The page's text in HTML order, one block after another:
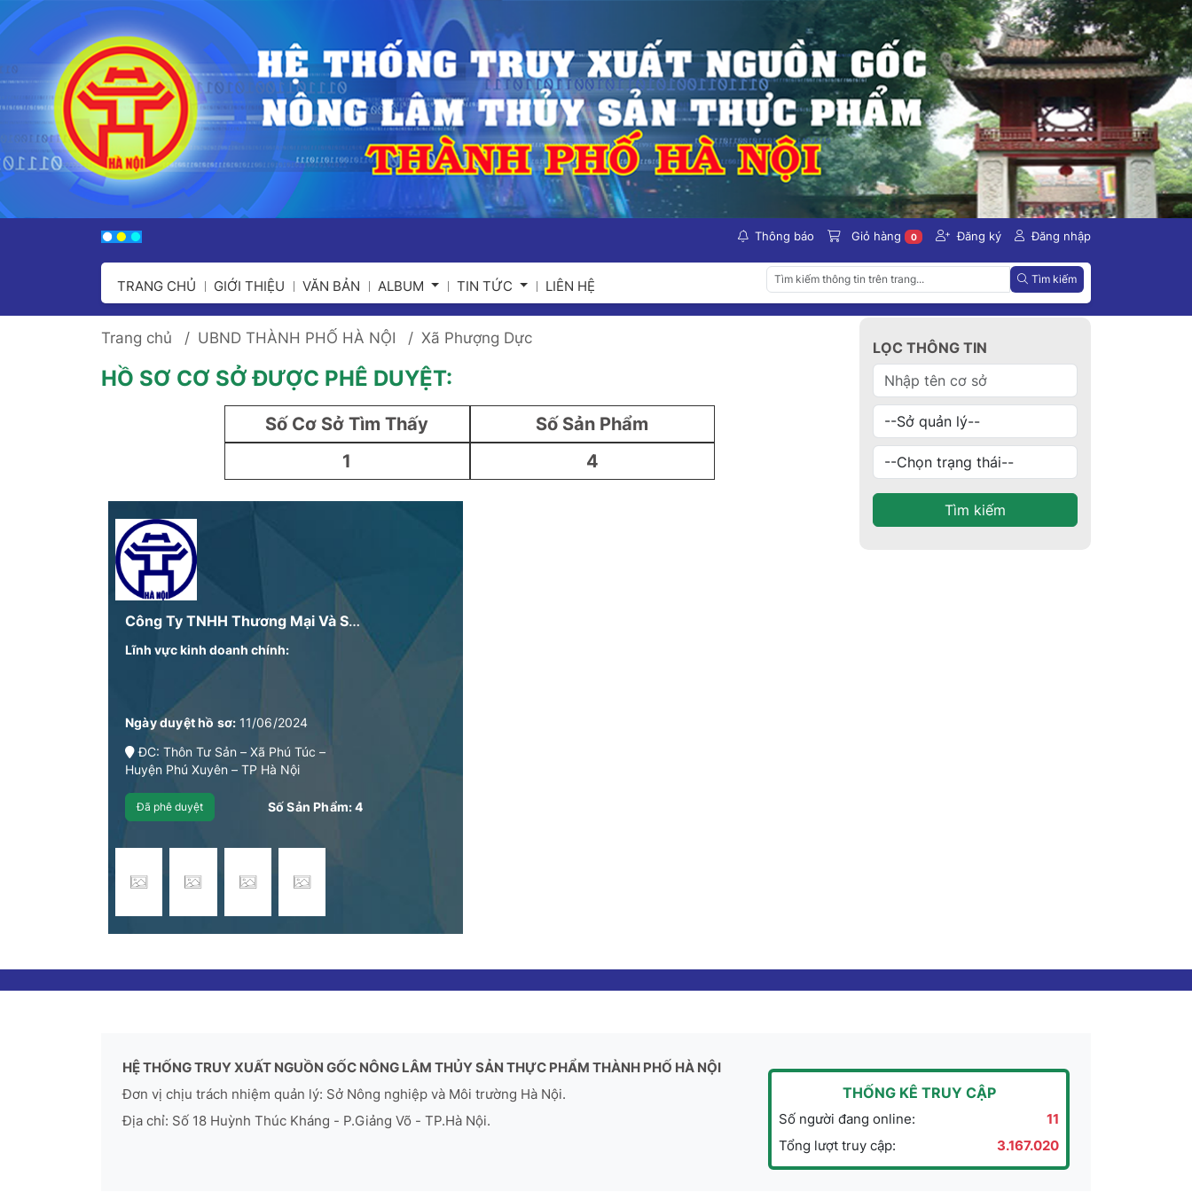
Thông báo Giỏ hàng 0 Đăng ký Đăng nhập
TRANG CHỦ GIỚI THIỆU VĂN BẢN ALBUM TIN TỨC LIÊN HỆ Tìm kiếm
Trang chủ UBND THÀNH PHỐ HÀ NỘI Xã Phượng Dực
HỒ SƠ CƠ SỞ ĐƯỢC PHÊ DUYỆT:
Số Cơ Sở Tìm Thấy
1
Số Sản Phẩm
4
Công Ty TNHH Thương Mại Và Sản Xuất Giầy Dép Da Việt Anh
Lĩnh vực kinh doanh chính:
Ngày duyệt hồ sơ: 11/06/2024
ĐC: Thôn Tư Sản – Xã Phú Túc –
Huyện Phú Xuyên – TP Hà Nội
Đã phê duyệt Số Sản Phẩm:4
LỌC THÔNG TIN
Tìm kiếm
HỆ THỐNG TRUY XUẤT NGUỒN GỐC NÔNG LÂM THỦY SẢN THỰC PHẨM THÀNH PHỐ HÀ NỘI
Đơn vị chịu trách nhiệm quản lý: Sở Nông nghiệp và Môi trường Hà Nội.
Địa chỉ: Số 18 Huỳnh Thúc Kháng - P.Giảng Võ - TP.Hà Nội.
THỐNG KÊ TRUY CẬP
Số người đang online:
11
Tổng lượt truy cập:
3.167.020